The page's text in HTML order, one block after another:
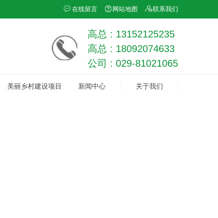
在线留言 网站地图 联系我们
高总 : 13152125235
高总 : 18092074633
公司 : 029-81021065
美丽乡村建设项目 新闻中心 关于我们